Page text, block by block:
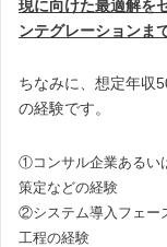
現に向けた最適解を
ンテグレーションま
ちなみに、想定年収
の経験です。
①コンサル企業あるい
策定などの経験
②システム導入フェー
工程の経験